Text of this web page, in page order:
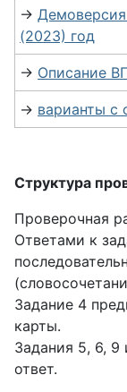
→
(2023) год
→ Описание
→ варианты с
Структура
Проверочная
Ответами к
Задание 4
карты.
Задания 5, 6, 9
ответ.